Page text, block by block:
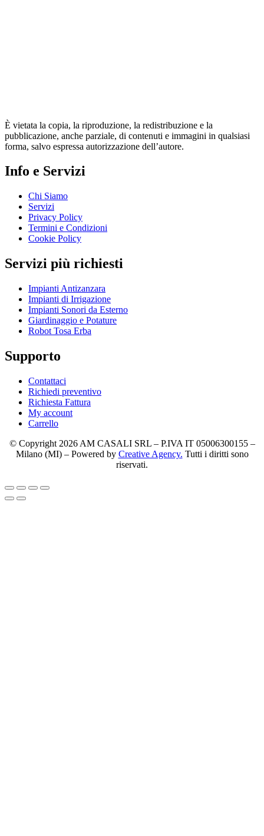
È vietata la copia, la riproduzione, la redistribuzione e la
pubblicazione, anche parziale, di contenuti e immagini in qualsiasi
forma, salvo espressa autorizzazione dell’autore.
Info e Servizi
Chi Siamo
Servizi
Privacy Policy
Termini e Condizioni
Cookie Policy
Servizi più richiesti
Impianti Antizanzara
Impianti di Irrigazione
Impianti Sonori da Esterno
Giardinaggio e Potature
Robot Tosa Erba
Supporto
Contattaci
Richiedi preventivo
Richiesta Fattura
My account
Carrello
© Copyright 2026 AM CASALI SRL – P.IVA IT 05006300155 –
Milano (MI) – Powered by Creative Agency. Tutti i diritti sono
riservati.